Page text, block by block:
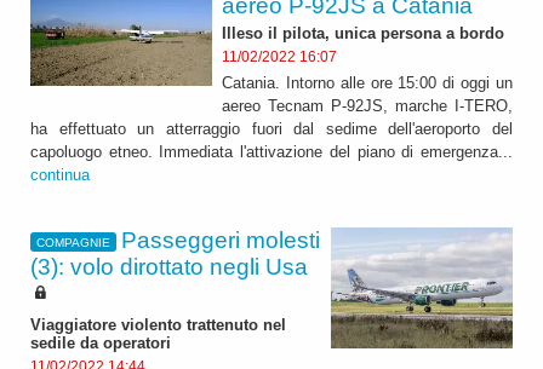
Illeso il pilota, unica persona a bordo
11/02/2022 16:07
Catania. Intorno alle ore 15:00 di oggi un
aereo Tecnam P-92JS, marche I-TERO,
ha effettuato un atterraggio fuori dal sedime dell'aeroporto del
capoluogo etneo. Immediata l'attivazione del piano di emergenza...
continua
COMPAGNIE
Passeggeri molesti
(3): volo dirottato negli Usa
Viaggiatore violento trattenuto nel
sedile da operatori